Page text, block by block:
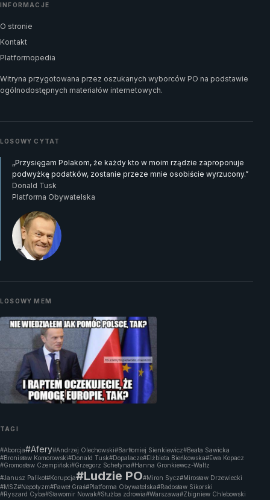
INFORMACJE
O stronie
Kontakt
Platformopedia
Witryna przygotowana przez oszukanych wyborców PO na podstawie
ogólnodostępnych materiałów internetowych.
LOSOWY CYTAT
„Przysięgam Polakom, że każdy kto w moim rządzie zaproponuje
podwyżkę podatków, zostanie przeze mnie osobiście wyrzucony.”
Donald Tusk
Platforma Obywatelska
LOSOWY MEM
TAGI
#Aborcja#Afery#Andrzej Olechowski#Bartłomiej Sienkiewicz#Beata Sawicka
#Bronisław Komorowski#Donald Tusk#Dopalacze#Elżbieta Bieńkowska#Ewa Kopacz
#Gromosław Czempiński#Grzegorz Schetyna#Hanna Gronkiewcz-Waltz
#Janusz Palikot#Korupcja#Ludzie PO#Miron Sycz#Mirosław Drzewiecki
#MSZ#Nepotyzm#Paweł Graś#Platforma Obywatelska#Radosław Sikorski
#Ryszard Cyba#Sławomir Nowak#Służba zdrowia#Warszawa#Zbigniew Chlebowski